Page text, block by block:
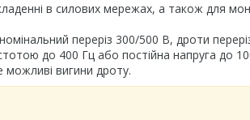
в силових мережах, а також для
переріз 300/500 В, дроти
до 400 Гц або постійна напруга до
вигини дроту.